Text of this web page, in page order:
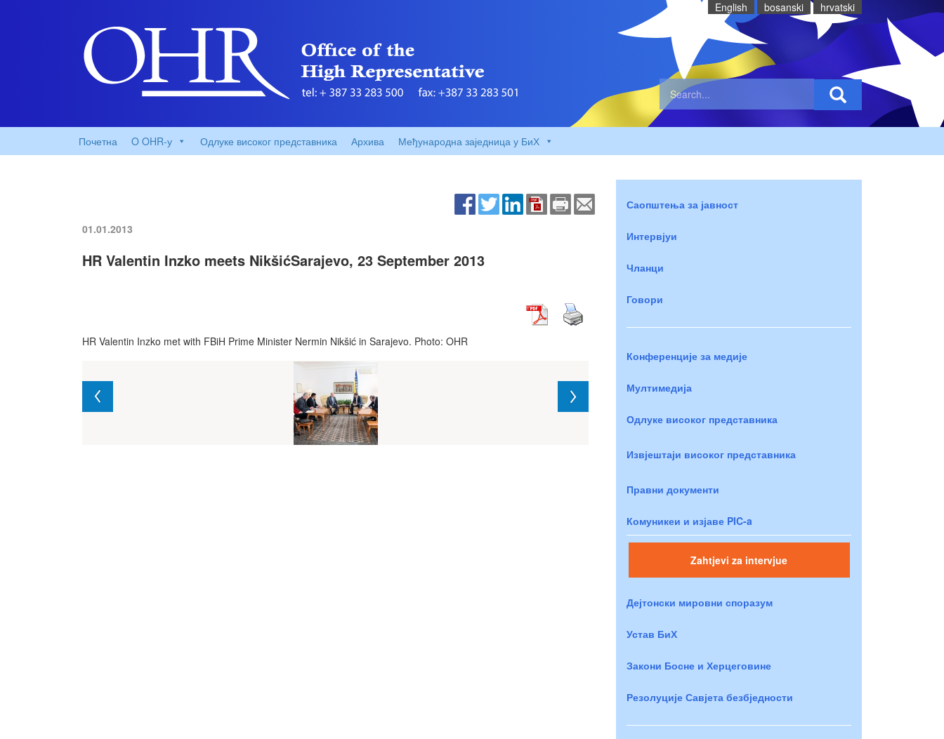
English bosanski hrvatski
Почетна O OHR-у Одлуке високог представника Архива Међународна заједница у БиХ
01.01.2013
HR Valentin Inzko meets NikšićSarajevo, 23 September 2013
HR Valentin Inzko met with FBiH Prime Minister Nermin Nikšić in Sarajevo. Photo: OHR
Саопштења за јавност
Интервјуи
Чланци
Говори
Конференције за медије
Мултимедија
Одлуке високог представника
Извјештаји високог представника
Правни документи
Комуникеи и изјаве PIC-a
Zahtjevi za intervjue
Дејтонски мировни споразум
Устав БиХ
Закони Босне и Херцеговине
Резолуције Савјета безбједности